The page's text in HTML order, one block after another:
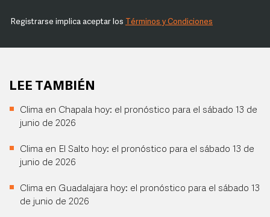
Registrarse implica aceptar los Términos y Condiciones
LEE TAMBIÉN
Clima en Chapala hoy: el pronóstico para el sábado 13 de
junio de 2026
Clima en El Salto hoy: el pronóstico para el sábado 13 de
junio de 2026
Clima en Guadalajara hoy: el pronóstico para el sábado 13
de junio de 2026